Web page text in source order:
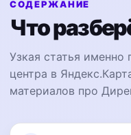
СОДЕРЖАНИЕ
Что
Узкая статья именно
центра в
материалов про